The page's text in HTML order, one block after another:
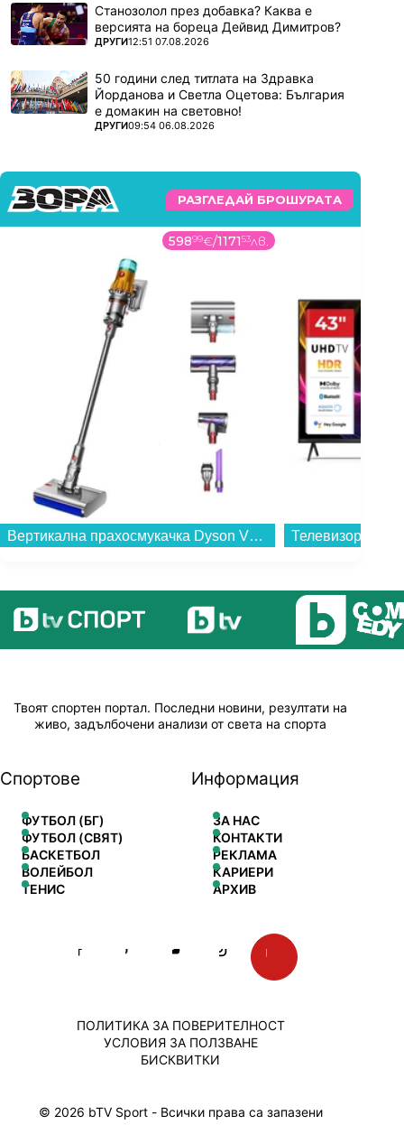
Станозолол през добавка? Каква е
версията на бореца Дейвид Димитров?
ПОВЕЧЕ ОТ
ДРУГИ12:51 07.08.2026
50 години след титлата на Здравка
Йорданова и Светла Оцетова: България
е домакин на световно!
ПОВЕЧЕ ОТ
ДРУГИ09:54 06.08.2026
РАЗГЛЕДАЙ БРОШУРАТА
59899€/117153лв.
Вертикална прахосмукачка Dyson V12s Detect Slim Submarine (485350-01)...
Твоят спортен портал. Последни новини, резултати на
живо, задълбочени анализи от света на спорта
Спортове
ФУТБОЛ (БГ)
ФУТБОЛ (СВЯТ)
БАСКЕТБОЛ
ВОЛЕЙБОЛ
ТЕНИС
Информация
ЗА НАС
КОНТАКТИ
РЕКЛАМА
КАРИЕРИ
АРХИВ
© 2026 bTV Sport - Всички права са запазени
ПОЛИТИКА ЗА ПОВЕРИТЕЛНОСТ
УСЛОВИЯ ЗА ПОЛЗВАНЕ
БИСКВИТКИ